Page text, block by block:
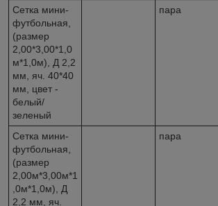
Сетка мини-
футбольная,
(размер
2,00*3,00*1,0
м*1,0м), Д 2,2
мм, яч. 40*40
мм, цвет -
белый/
зеленый
пара
Сетка мини-
футбольная,
(размер
2,00м*3,00м*1
,0м*1,0м), Д
2,2 мм, яч.
пара